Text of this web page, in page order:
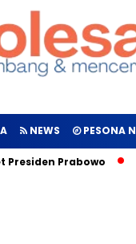
NEWS PESONA
Prabowo